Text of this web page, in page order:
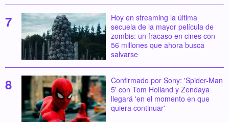
Hoy en streaming la última
secuela de la mayor película de
zombis: un fracaso en cines con
56 millones que ahora busca
salvarse
Confirmado por Sony: 'Spider-Man
5' con Tom Holland y Zendaya
llegará 'en el momento en que
quiera continuar'